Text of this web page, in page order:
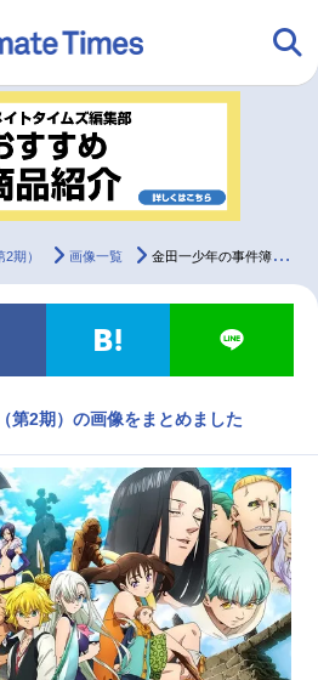
アニメ
リ 音楽 コスプレ
トレンド 無料マンガ
声優記事一覧
実写化映画一覧
期） 画像一覧 金田一少年の事件簿R（第2期）の画像をまとめました
第2期）の画像をまとめました